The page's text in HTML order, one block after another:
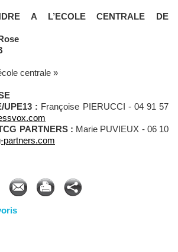
A L’ECOLE CENTRALE DE
centrale »
UPE13 : Françoise PIERUCCI - 04 91 57
PARTNERS : Marie PUVIEUX - 06 10
partners.com